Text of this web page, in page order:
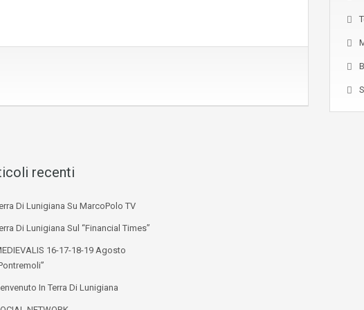
recenti
Di Lunigiana Su MarcoPolo TV
Di Lunigiana Sul “Financial Times”
16-17-18-19 Agosto
In Terra Di Lunigiana